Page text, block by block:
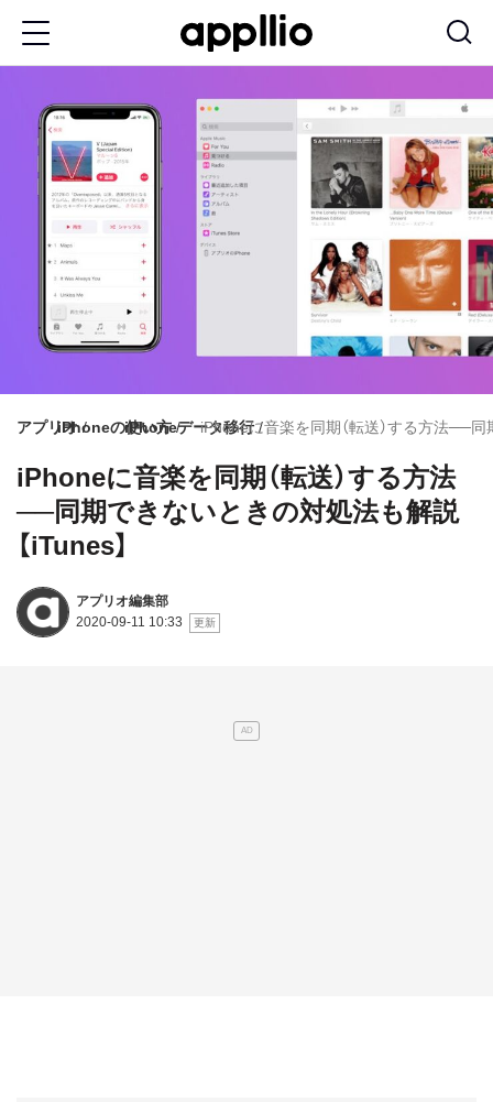
アプリオiPhoneの使い方iPhoneデータ移行iPhoneに音楽を同期（転送）する方法──
iPhoneに音楽を同期（転送）する方法
──同期できないときの対処法も解説
【iTunes】
アプリオ編集部
2020-09-11 10:33